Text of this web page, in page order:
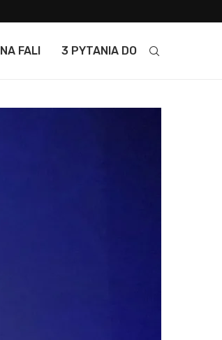
NA FALI 3 PYTANIA DO